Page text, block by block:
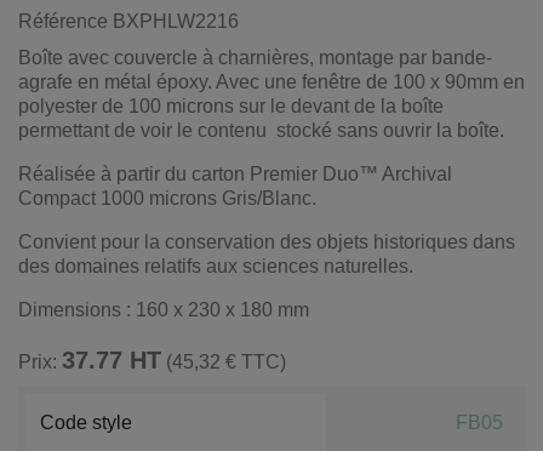
Référence BXPHLW2216
Boîte avec couvercle à charnières, montage par bande-
agrafe en métal époxy. Avec une fenêtre de 100 x 90mm en
polyester de 100 microns sur le devant de la boîte
permettant de voir le contenu stocké sans ouvrir la boîte.
Réalisée à partir du carton Premier Duo™ Archival
Compact 1000 microns Gris/Blanc.
Convient pour la conservation des objets historiques dans
des domaines relatifs aux sciences naturelles.
Dimensions : 160 x 230 x 180 mm
Prix: 37.77 HT (45,32 € TTC)
Code style FB05